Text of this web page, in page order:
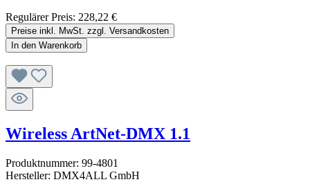
Regulärer Preis: 228,22 €
Preise inkl. MwSt. zzgl. Versandkosten
In den Warenkorb
Wireless ArtNet-DMX 1.1
Produktnummer: 99-4801
Hersteller: DMX4ALL GmbH